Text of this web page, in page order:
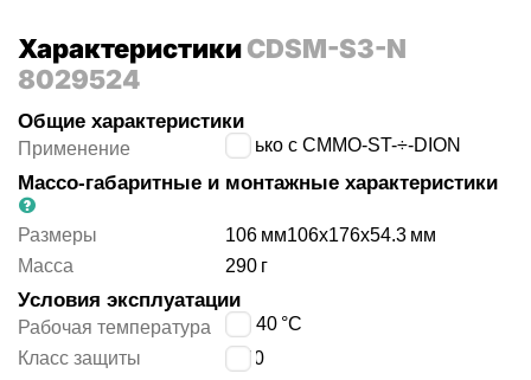
ХарактеристикиCDSM-S3-N
8029524
Общие характеристики
Применение только с CMMO-ST-÷-DION
Массо-габаритные и монтажные характеристики
Размеры 106 мм106x176x54.3 мм
Масса
290 г
Условия эксплуатации
Рабочая температура 0 ÷ 40 °C
Класс защиты
IP40